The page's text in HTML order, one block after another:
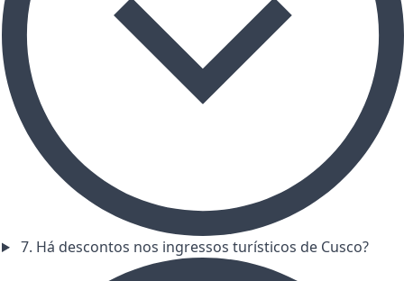
7. Há descontos nos ingressos turísticos de Cusco?